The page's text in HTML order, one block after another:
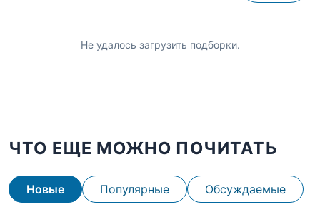
Не удалось загрузить подборки.
ЧТО ЕЩЕ МОЖНО ПОЧИТАТЬ
Новые Популярные Обсуждаемые